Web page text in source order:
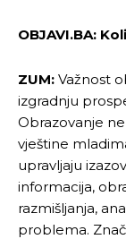
OBJAVI.BA:
ZUM: Važnost
izgradnju
Obrazovanje
vještine
upravljaju
informacija,
razmišljanja,
problema.